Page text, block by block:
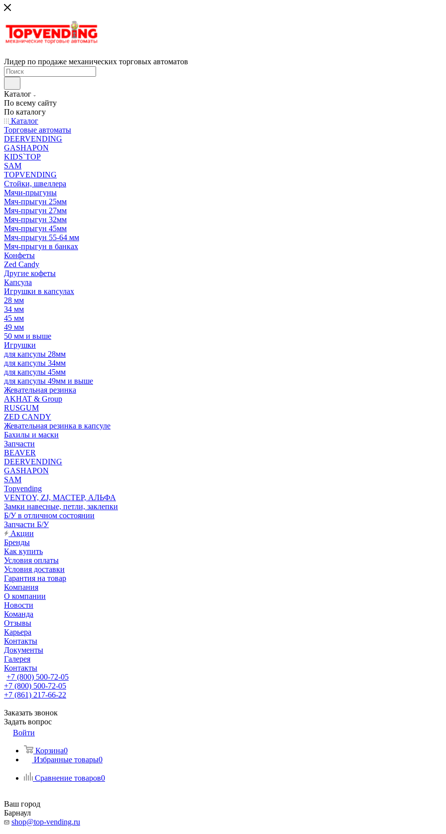
Лидер по продаже механических торговых автоматов
Каталог
По всему сайту
По каталогу
Каталог
Торговые автоматы
DEERVENDING
GASHAPON
KIDS`TOP
SAM
TOPVENDING
Стойки, швеллера
Мячи-прыгуны
Мяч-прыгун 25мм
Мяч-прыгун 27мм
Мяч-прыгун 32мм
Мяч-прыгун 45мм
Мяч-прыгун 55-64 мм
Мяч-прыгун в банках
Конфеты
Zed Candy
Другие кофеты
Капсула
Игрушки в капсулах
28 мм
34 мм
45 мм
49 мм
50 мм и выше
Игрушки
для капсулы 28мм
для капсулы 34мм
для капсулы 45мм
для капсулы 49мм и выше
Жевательная резинка
AKHAT & Group
RUSGUM
ZED CANDY
Жевательная резинка в капсуле
Бахилы и маски
Запчасти
BEAVER
DEERVENDING
GASHAPON
SAM
Topvending
VENTOY, ZJ, МАСТЕР, АЛЬФА
Замки навесные, петли, заклепки
Б/У в отличном состоянии
Запчасти Б/У
Акции
Бренды
Как купить
Условия оплаты
Условия доставки
Гарантия на товар
Компания
О компании
Новости
Команда
Отзывы
Карьера
Контакты
Документы
Галерея
Контакты
+7 (800) 500-72-05
+7 (800) 500-72-05
+7 (861) 217-66-22
Заказать звонок
Задать вопрос
Войти
Корзина0
Избранные товары0
Сравнение товаров0
Ваш город
Барнаул
shop@top-vending.ru